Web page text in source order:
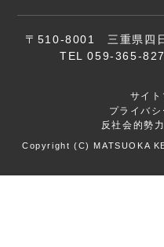
〒510-8001 三重県四
TEL 059-365-
サイ
プライバ
反社会的勢
Copyright (C) MATSUOKA